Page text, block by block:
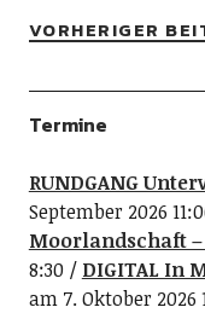
VORHERIGER
Termine
RUNDGANG
September 2026
Moorlandschaft –
8:30
DIGITAL In
am 7. Oktober 2026